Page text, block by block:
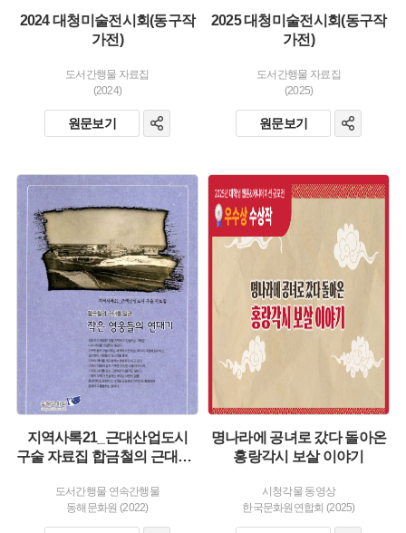
2024 대청미술전시회(동구작
가전)
도서간행물 자료집
(2024)
원문보기
2025 대청미술전시회(동구작
가전)
도서간행물 자료집
(2025)
원문보기
유형 :
발행 :
지역사록21_근대산업도시
구술 자료집 합금철의 근대를 일군 작은 영웅들의 연대기
도서간행물 연속간행물
동해문화원 (2022)
유형 :
소장 :
명나라에 공녀로 갔다 돌아온
홍랑각시 보살 이야기
시청각물 동영상
한국문화원연합회 (2025)